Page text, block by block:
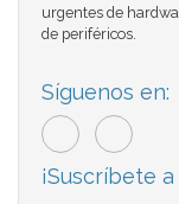
urgentes de
de periféricos.
Síguenos en:
¡Suscríbete